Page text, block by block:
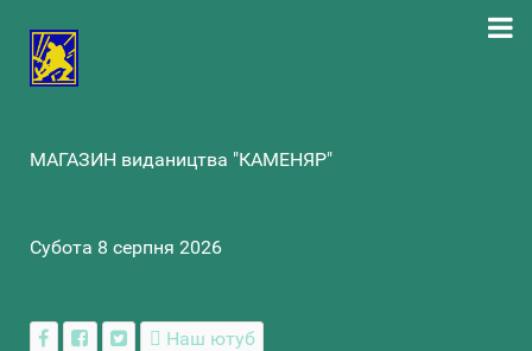
МАГАЗИН видаництва "КАМЕНЯР"
Субота 8 серпня 2026
Наш ютуб